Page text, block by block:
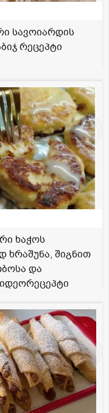
სავოიარდის
რეცეპტი
ხაჭოს
ხრაშუნა, შიგნით
და